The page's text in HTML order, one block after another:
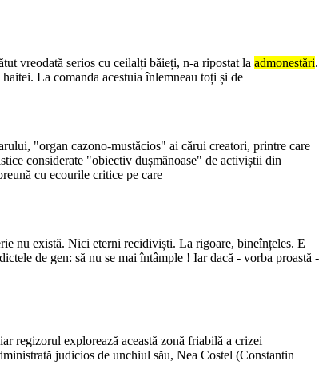
vreodată serios cu ceilalți băieți, n-a ripostat la admonestări.
La comanda acestuia înlemneau toți și de
"organ cazono-mustăcios" ai cărui creatori, printre care
considerate "obiectiv dușmănoase" de activiștii din
cu ecourile critice pe care
nu există. Nici eterni recidiviști. La rigoare, bineînțeles. E
de gen: să nu se mai întâmple ! Iar dacă - vorba proastă -
regizorul explorează această zonă friabilă a crizei
judicios de unchiul său, Nea Costel (Constantin